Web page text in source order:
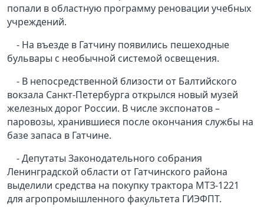
попали в областную программу реновации учебных
учреждений.
- На въезде в Гатчину появились пешеходные
бульвары с необычной системой освещения.
- В непосредственной близости от Балтийского
вокзала Санкт-Петербурга открылся новый музей
железных дорог России. В числе экспонатов –
паровозы, хранившиеся после окончания службы на
базе запаса в Гатчине.
- Депутаты Законодательного собрания
Ленинградской области от Гатчинского района
выделили средства на покупку трактора МТЗ-1221
для агропромышленного факультета ГИЭФПТ.